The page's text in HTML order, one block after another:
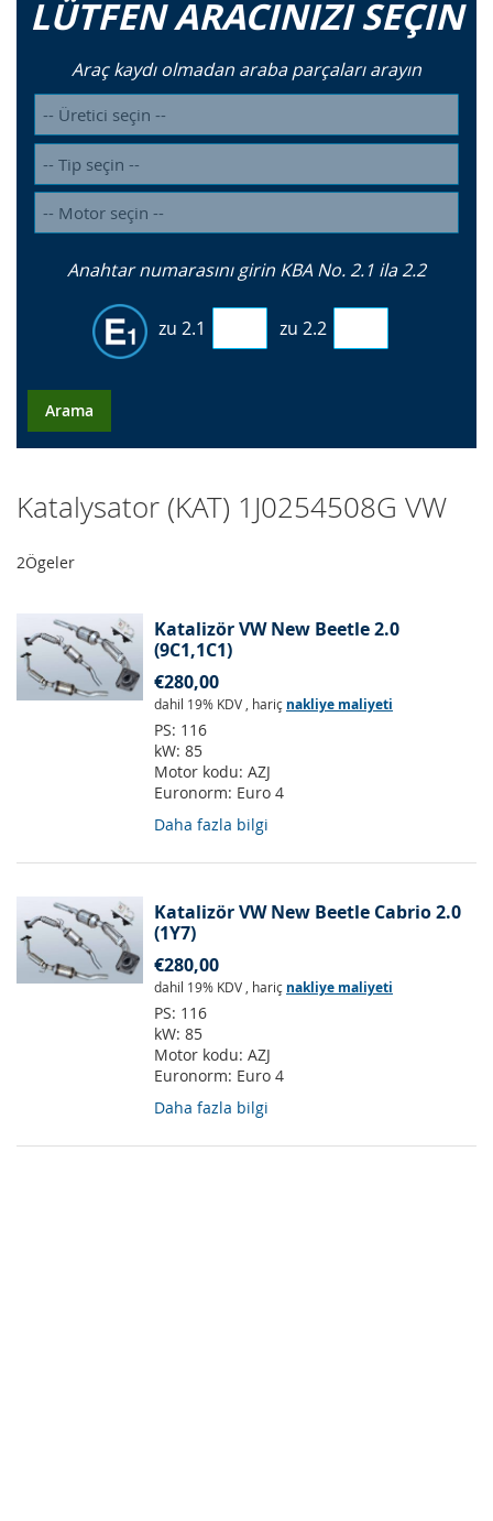
LÜTFEN ARACINIZI SEÇIN
Araç kaydı olmadan araba parçaları arayın
Anahtar numarasını girin KBA No. 2.1 ila 2.2
zu 2.1 zu 2.2
Arama
Katalysator (KAT) 1J0254508G VW
2Ögeler
Katalizör VW New Beetle 2.0
(9C1,1C1)
€280,00
dahil 19% KDV , hariç nakliye maliyeti
PS: 116
kW: 85
Motor kodu: AZJ
Euronorm: Euro 4
Daha fazla bilgi
Katalizör VW New Beetle Cabrio 2.0
(1Y7)
€280,00
dahil 19% KDV , hariç nakliye maliyeti
PS: 116
kW: 85
Motor kodu: AZJ
Euronorm: Euro 4
Daha fazla bilgi